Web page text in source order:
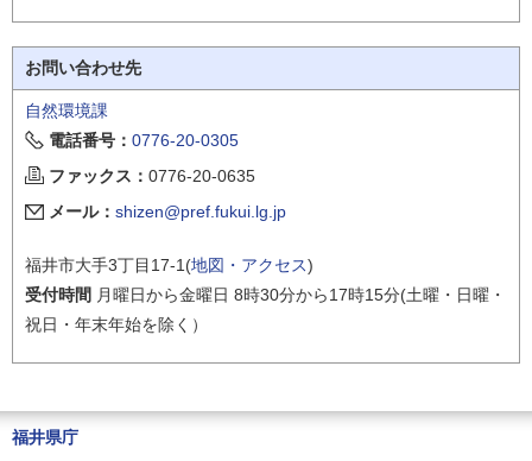
お問い合わせ先
自然環境課
電話番号： 0776-20-0305
ファックス： 0776-20-0635
メール： shizen@pref.fukui.lg.jp
福井市大手3丁目17-1(地図・アクセス)
受付時間 月曜日から金曜日 8時30分から17時15分(土曜・日曜・
祝日・年末年始を除く）
福井県庁